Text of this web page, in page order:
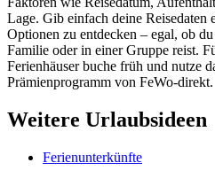
Lage. Gib einfach deine Reisedaten
Optionen zu entdecken – egal, ob
Familie oder in einer Gruppe reist.
Ferienhäuser buche früh und nutze
Prämienprogramm von FeWo-direkt.
Weitere Urlaubsideen
Ferienunterkünfte